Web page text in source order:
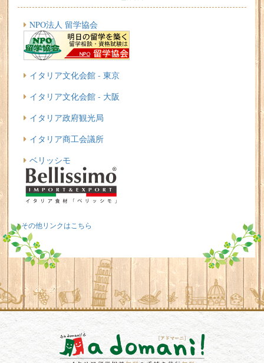
NPO法人 留学協会
イタリア文化会館 - 東京
イタリア文化会館 - 大阪
イタリア政府観光局
イタリア商工会議所
ベリッシモ
その他リンクはこちら